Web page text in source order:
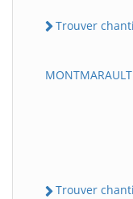
Trouver
MONTMARAULT
Trouver